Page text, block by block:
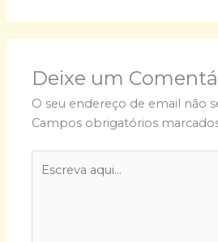
Deixe um
O seu endereço de email não
Campos obrigatórios
aqui...